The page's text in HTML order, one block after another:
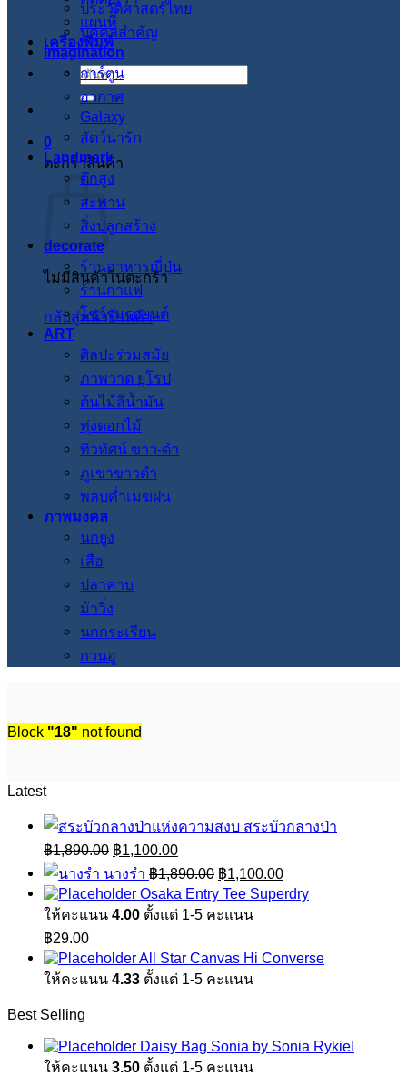
แผนที่
เครื่องพิมพ์
ค้นหา:
0
ตะกร้าสินค้า
ไม่มีสินค้าในตะกร้า
กลับสู่หน้าร้านค้า
ประวัติศาสตร์ไทย
บุคคลสำคัญ
imagination
การ์ตูน
อวกาศ
Galaxy
สัตว์น่ารัก
Landmark
ตึกสูง
สะพาน
สิ่งปลูกสร้าง
decorate
ร้านอาหารญี่ปุ่น
ร้านกาแฟ
โชว์รูมรถยนต์
ART
ศิลปะร่วมสมัย
ภาพวาด ยุโรป
ต้นไม้สีน้ำมัน
ทุ่งดอกไม้
ทิวทัศน์ ขาว-ดำ
ภูเขาขาวดำ
พลบค่ำเมฆฝน
ภาพมงคล
นกยูง
เสือ
ปลาคาบ
ม้าวิ่ง
นกกระเรียน
กวนอู
Block "18" not found
Latest
สระบัวกลางป่า
฿1,890.00 Original
was:
฿1,890.00.
฿1,100.00Current
is:
฿1,100.00.
นางรำ ฿1,890.00 Original
price
was:
฿1,890.00.
฿1,100.00Current
price
is:
Osaka Entry Tee Superdry
ให้คะแนน 4.00 ตั้งแต่ 1-5 คะแนน
฿29.00
All Star Canvas Hi Converse
ให้คะแนน 4.33 ตั้งแต่ 1-5 คะแนน
Best Selling
Daisy Bag Sonia by Sonia Rykiel
ให้คะแนน 3.50 ตั้งแต่ 1-5 คะแนน